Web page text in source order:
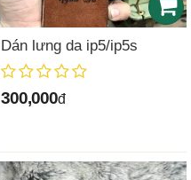
Dán lưng da ip5/ip5s
300,000đ